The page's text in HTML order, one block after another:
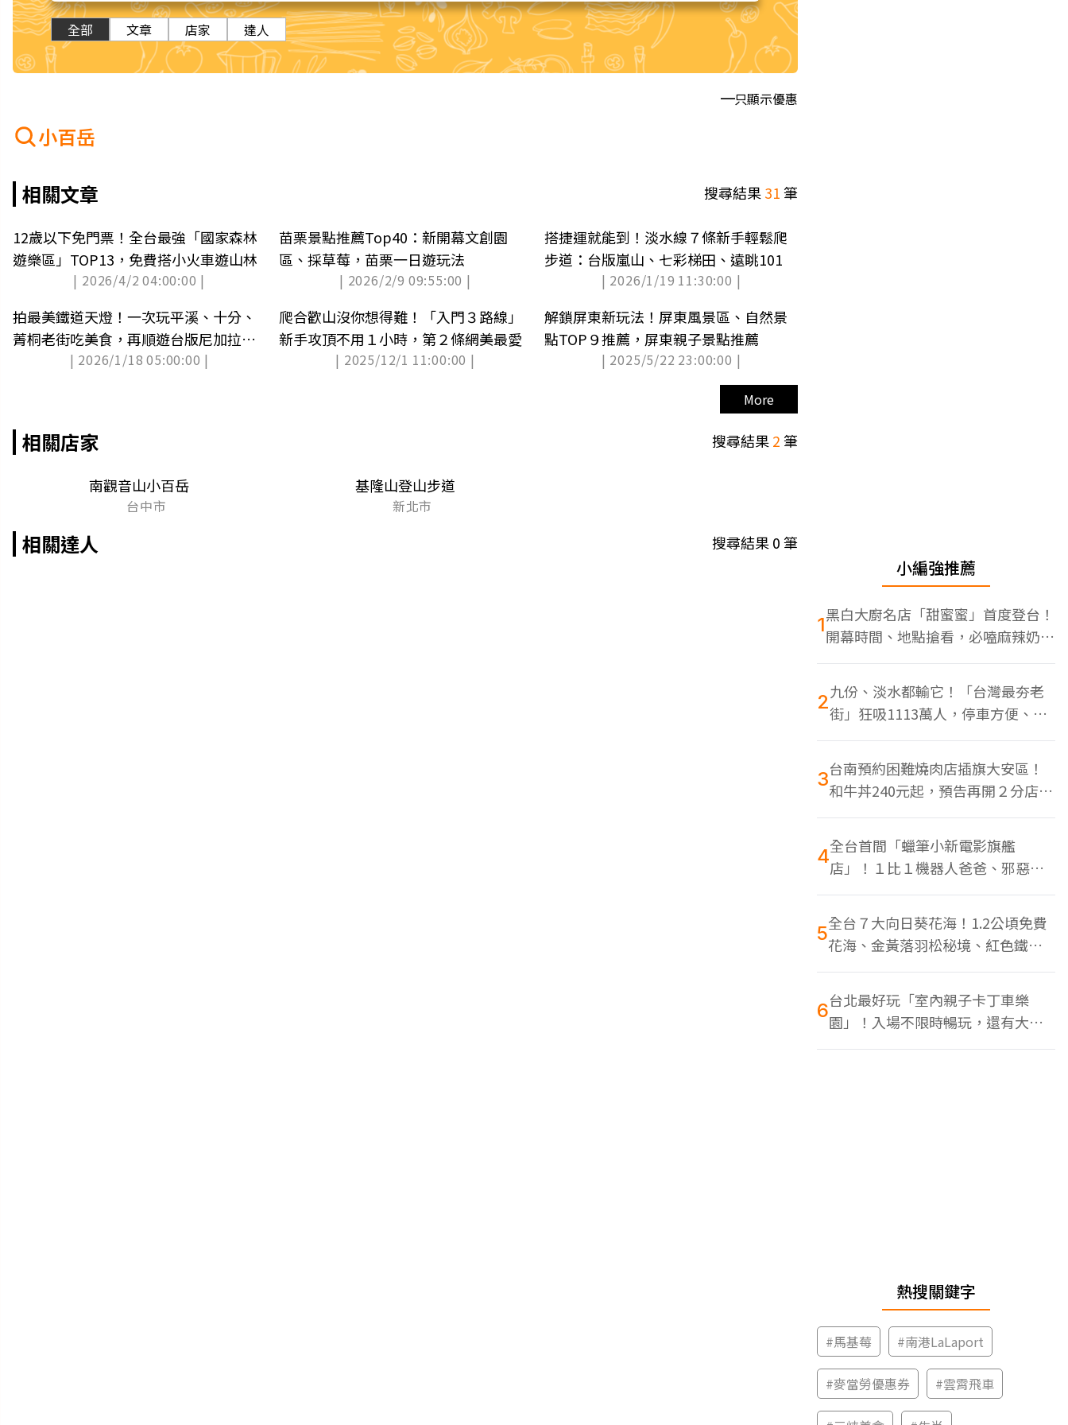
全部 文章 店家 達人
只顯示優惠
小百岳
相關文章 搜尋結果31筆
12歲以下免門票！全台最強「國家森林
遊樂區」TOP13，免費搭小火車遊山林
| 2026/4/2 04:00:00 |
苗栗景點推薦Top40：新開幕文創園
區、採草莓，苗栗一日遊玩法
| 2026/2/9 09:55:00 |
搭捷運就能到！淡水線７條新手輕鬆爬
步道：台版嵐山、七彩梯田、遠眺101
| 2026/1/19 11:30:00 |
拍最美鐵道天燈！一次玩平溪、十分、
菁桐老街吃美食，再順遊台版尼加拉瀑
| 2026/1/18 05:00:00 |
爬合歡山沒你想得難！「入門３路線」
新手攻頂不用１小時，第２條網美最愛
| 2025/12/1 11:00:00 |
解鎖屏東新玩法！屏東風景區、自然景
點TOP９推薦，屏東親子景點推薦
| 2025/5/22 23:00:00 |
More
相關店家 搜尋結果2筆
南觀音山小百岳
台中市
基隆山登山步道
新北市
相關達人 搜尋結果0筆
小編強推薦
1黑白大廚名店「甜蜜蜜」首度登台！
開幕時間、地點搶看，必嗑麻辣奶油
蝦
2九份、淡水都輸它！「台灣最夯老
街」狂吸1113萬人，停車方便、特
色美食多
3台南預約困難燒肉店插旗大安區！
和牛丼240元起，預告再開２分店、
地點曝光
4全台首間「蠟筆小新電影旗艦
店」！１比１機器人爸爸、邪惡正
男，百款周邊買翻
5全台７大向日葵花海！1.2公頃免費
花海、金黃落羽松秘境、紅色鐵橋
同框
6台北最好玩「室內親子卡丁車樂
園」！入場不限時暢玩，還有大螢
幕Switch遊戲區
熱搜關鍵字
#馬基莓 #南港LaLaport
#麥當勞優惠券 #雲霄飛車